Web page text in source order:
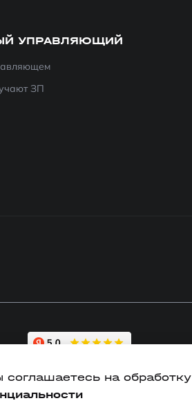
УПРАВЛЯЮЩИЙ
ЗП
на обработку